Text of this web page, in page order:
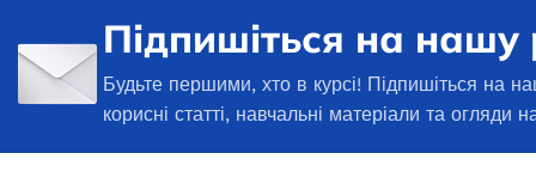
Генератор бензиновий JAC ED-
Генератор
открытого
Підпишіться на нашу
Будьте першими, хто в курсі! Підпишіться на
корисні статті, навчальні матеріали та огляди